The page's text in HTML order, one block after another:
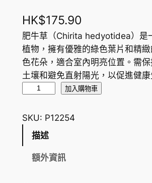
HK$175.90
肥牛草（Chirita hedyotidea）是
植物，擁有優雅的綠色葉片和精
色花朵，適合室內明亮位置。需
土壤和避免直射陽光，以促進健康
草
C
加入購物車
SKU: P12254
描述
額外資訊